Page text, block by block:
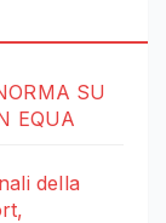
SU
EQUA
della